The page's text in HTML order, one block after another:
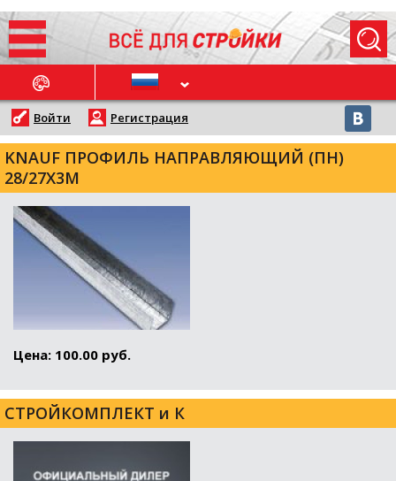
НОВОСТИ
Войти Регистрация
KNAUF ПРОФИЛЬ НАПРАВЛЯЮЩИЙ (ПН)
28/27Х3М
Цена: 100.00 руб.
СТРОЙКОМПЛЕКТ и К